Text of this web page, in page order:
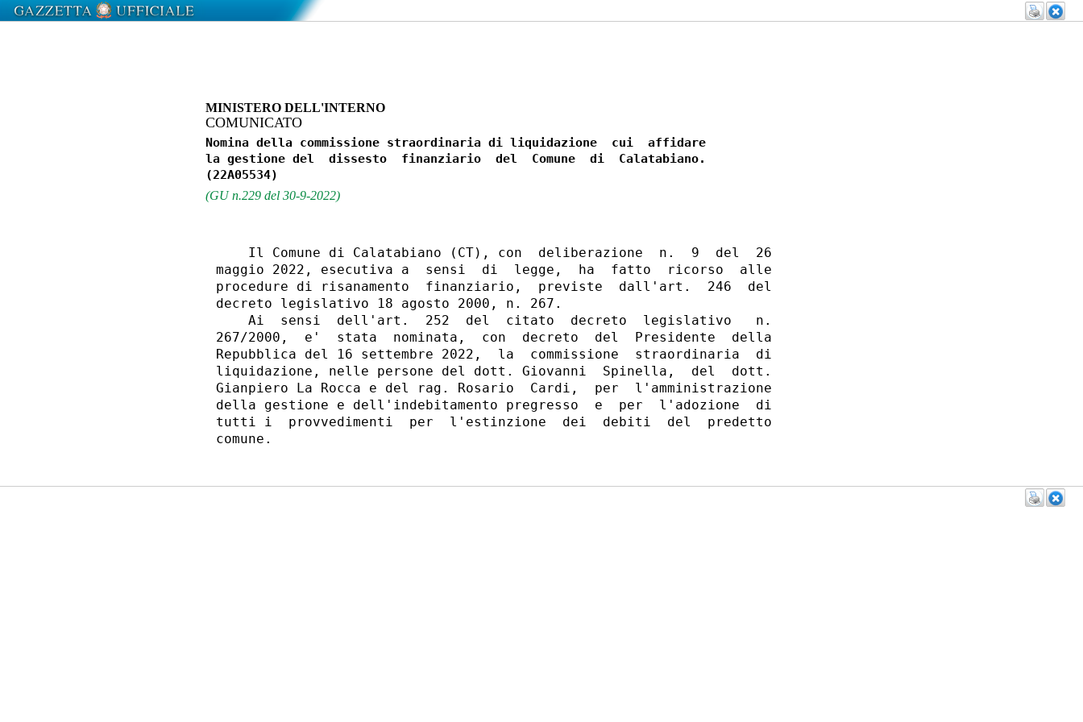
MINISTERO DELL'INTERNO
COMUNICATO
Nomina della commissione straordinaria di liquidazione  cui  affidare
la gestione del  dissesto  finanziario  del  Comune  di  Calatabiano.
(GU n.229 del 30-9-2022)
    Il Comune di Calatabiano (CT), con  deliberazione  n.  9  del  26
maggio 2022, esecutiva a  sensi  di  legge,  ha  fatto  ricorso  alle
procedure di risanamento  finanziario,  previste  dall'art.  246  del
decreto legislativo 18 agosto 2000, n. 267.
    Ai  sensi  dell'art.  252  del  citato  decreto  legislativo   n.
267/2000,  e'  stata  nominata,  con  decreto  del  Presidente  della
Repubblica del 16 settembre 2022,  la  commissione  straordinaria  di
liquidazione, nelle persone del dott. Giovanni  Spinella,  del  dott.
Gianpiero La Rocca e del rag. Rosario  Cardi,  per  l'amministrazione
della gestione e dell'indebitamento pregresso  e  per  l'adozione  di
tutti i  provvedimenti  per  l'estinzione  dei  debiti  del  predetto